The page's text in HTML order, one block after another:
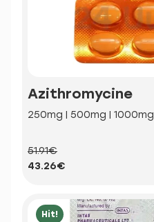
Azithromycine
250mg | 500mg | 1000mg
51.91€
43.26€
Hit!